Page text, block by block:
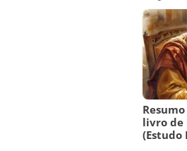
livro de
(Estudo